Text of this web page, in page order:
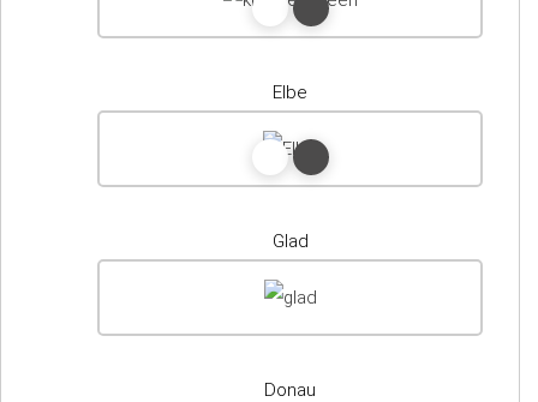
Elbe
Glad
Donau